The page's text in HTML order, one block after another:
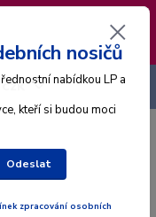
Datum
na pátek
Menu
CZK
nosičů
nabídkou LP a
kteří si budou moci
Odeslat
zpracování osobních